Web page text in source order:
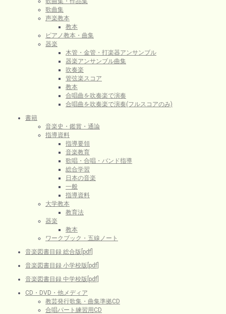
歌曲集
声楽教本
教本
ピアノ教本・曲集
器楽
木管・金管・打楽器アンサンブル
器楽アンサンブル曲集
吹奏楽
管弦楽スコア
教本
合唱曲を吹奏楽で演奏
合唱曲を吹奏楽で演奏(フルスコアのみ)
書籍
音楽史・鑑賞・通論
指導資料
指導要領
音楽教育
歌唱・合唱・バンド指導
総合学習
日本の音楽
一般
指導資料
大学教本
教育法
器楽
教本
ワークブック・五線ノート
音楽図書目録 総合版[pdf]
音楽図書目録 小学校版[pdf]
音楽図書目録 中学校版[pdf]
CD・DVD・他メディア
教芸発行歌集・曲集準拠CD
合唱パート練習用CD